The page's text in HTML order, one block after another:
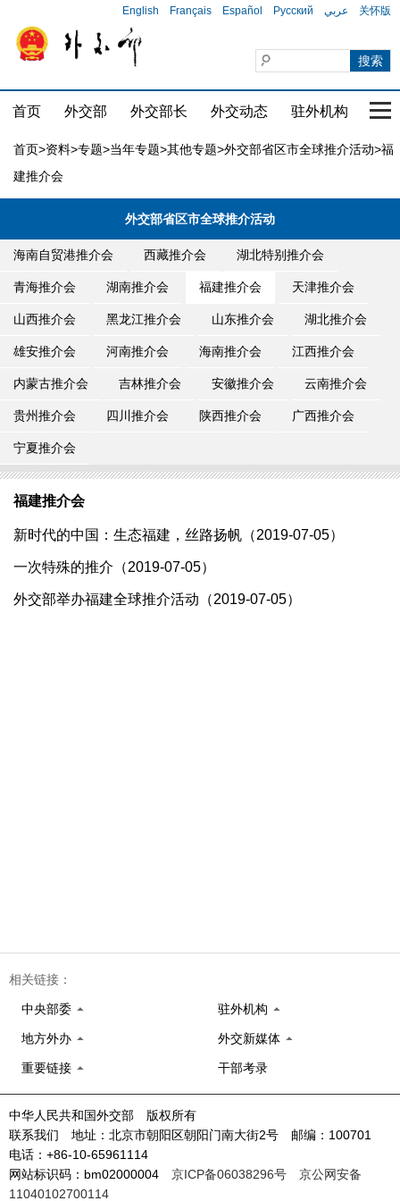
English Français Español Русский عربي 关怀版
首页 外交部 外交部长 外交动态 驻外机构 国
首页>资料>专题>当年专题>其他专题>外交部省区市全球推介活动>福
建推介会
外交部省区市全球推介活动
海南自贸港推介会 西藏推介会 湖北特别推介会
青海推介会 湖南推介会 福建推介会 天津推介会
山西推介会 黑龙江推介会 山东推介会 湖北推介会
雄安推介会 河南推介会 海南推介会 江西推介会
内蒙古推介会 吉林推介会 安徽推介会 云南推介会
贵州推介会 四川推介会 陕西推介会 广西推介会
宁夏推介会
福建推介会
新时代的中国：生态福建，丝路扬帆（2019-07-05）
一次特殊的推介（2019-07-05）
外交部举办福建全球推介活动（2019-07-05）
相关链接：
中央部委 驻外机构
地方外办 外交新媒体
重要链接 干部考录
中华人民共和国外交部 版权所有
联系我们 地址：北京市朝阳区朝阳门南大街2号 邮编：100701
电话：+86-10-65961114
网站标识码：bm02000004 京ICP备06038296号
京公网安备
11040102700114